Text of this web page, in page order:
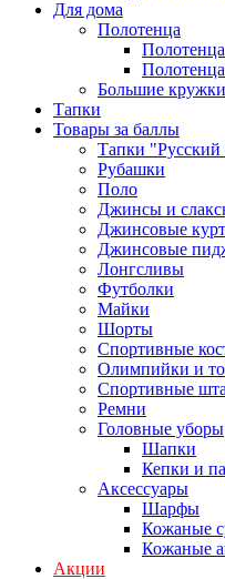
Для дома
Полотенца
Большие кружки
Тапки
Товары за баллы
Тапки "Русский
Рубашки
Поло
Джинсы и
Джинсовые
Джинсовые
Лонгсливы
Футболки
Майки
Шорты
Спортивные
Олимпийки и
Спортивные
Ремни
Головные уборы
Шапки
Кепки и
Аксессуары
Шарфы
Кожаные
Кожаные
Акции